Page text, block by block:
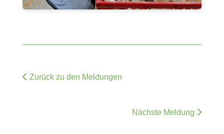
Zurück zu den Meldungen
Nächste Meldung